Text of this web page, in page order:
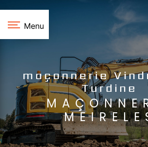
Menu
maçonnerie
Turdine
Panneau de gestion des cookies